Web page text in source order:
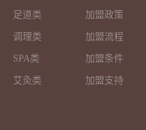
足道类
调理类
SPA类
艾灸类
加盟政策
加盟流程
加盟条件
加盟支持